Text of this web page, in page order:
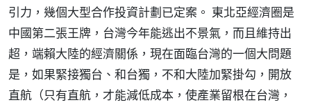
引力，幾個大型合作投資計劃已定案。 東北亞經濟圈是
中國第二張王牌，台灣今年能逃出不景氣，而且維持出
超，端賴大陸的經濟關係，現在面臨台灣的一個大問題
是，如果緊接獨台、和台獨，不和大陸加緊掛勾，開放
直航（只有直航，才能減低成本，使產業留根在台灣，